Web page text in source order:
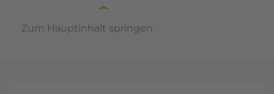
Zum Hauptinhalt springen